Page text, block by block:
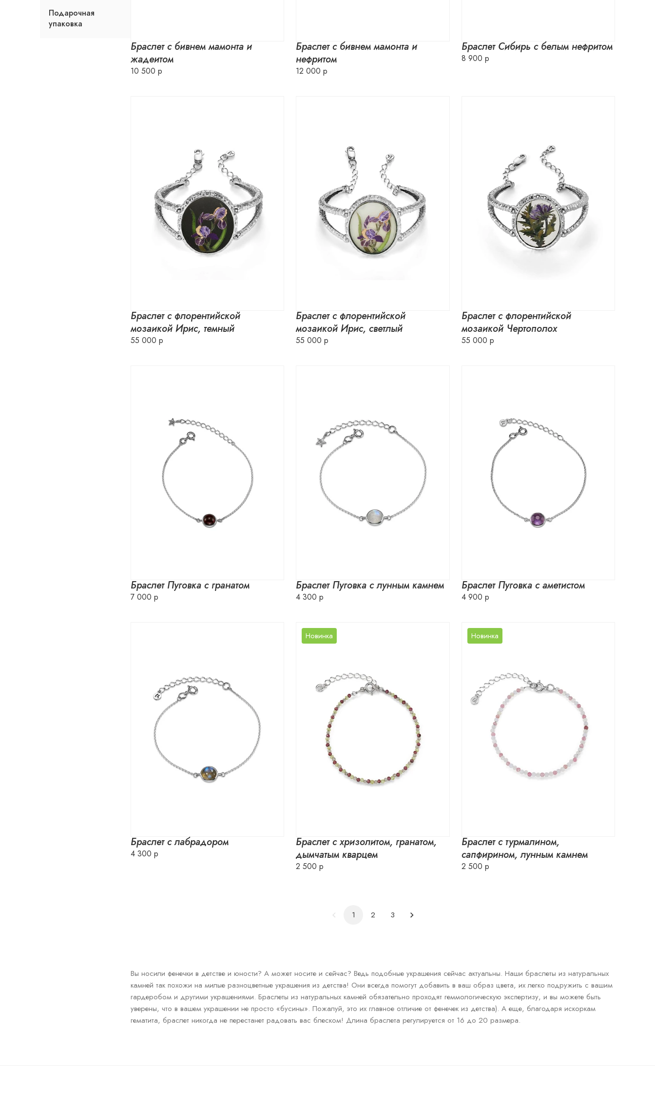
Подарочная
упаковка
Браслет с бивнем мамонта и
жадеитом
10 500 р
Браслет с бивнем мамонта и
нефритом
12 000 р
Браслет Сибирь с белым нефритом
8 900 р
Браслет с флорентийской
мозаикой Ирис, темный
55 000 р
Браслет с флорентийской
мозаикой Ирис, светлый
55 000 р
Браслет с флорентийской
мозаикой Чертополох
55 000 р
Браслет Пуговка с гранатом
7 000 р
Браслет Пуговка с лунным камнем
4 300 р
Браслет Пуговка с аметистом
4 900 р
Браслет с лабрадором
4 300 р
Новинка
Браслет с хризолитом, гранатом,
дымчатым кварцем
2 500 р
Новинка
Браслет с турмалином,
сапфирином, лунным камнем
2 500 р
1 2 3
Вы носили фенечки в детстве и юности? А может носите и сейчас? Ведь подобные украшения сейчас актуальны. Наши браслеты из натуральных
камней так похожи на милые разноцветные украшения из детства! Они всегда помогут добавить в ваш образ цвета, их легко подружить с вашим
гардеробом и другими украшениями. Браслеты из натуральных камней обязательно проходят геммологическую экспертизу, и вы можете быть
уверены, что в вашем украшении не просто «бусины». Пожалуй, это их главное отличие от фенечек из детства). А еще, благодаря искоркам
гематита, браслет никогда не перестанет радовать вас блеском! Длина браслета регулируется от 16 до 20 размера.